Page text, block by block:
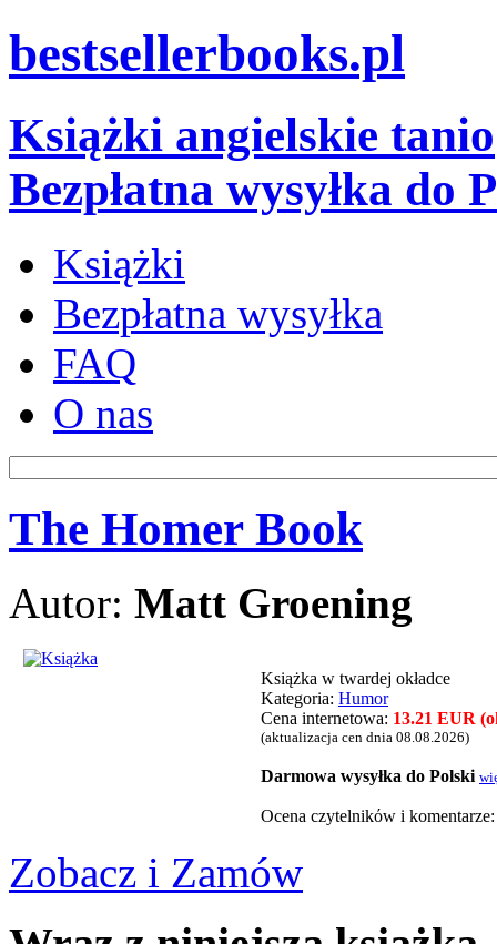
bestsellerbooks.pl
Książki angielskie tanio
Bezpłatna wysyłka do
Książki
Bezpłatna wysyłka
FAQ
O nas
The Homer Book
Autor: Matt Groening
Książka w twardej okładce
Kategoria: Humor
Cena internetowa: 13.21 EUR
(aktualizacja cen dnia 08.08.2026)
Darmowa wysyłka do Polski
Ocena czytelnikόw i komentarze:
Zobacz i Zamów